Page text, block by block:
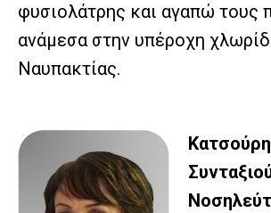
φυσιολάτρης και αγαπώ τους
ανάμεσα στην υπέροχη
Ναυπακτίας.